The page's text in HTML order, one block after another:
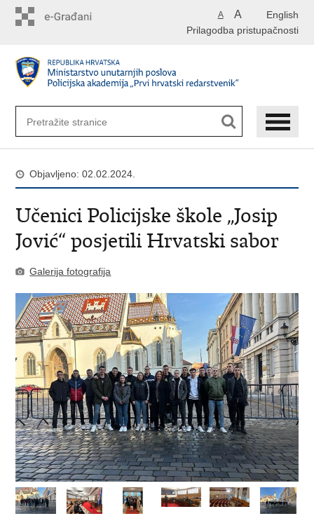
English
A A
Prilagodba pristupačnosti
Objavljeno: 02.02.2024.
Učenici Policijske škole „Josip
Jović“ posjetili Hrvatski sabor
Galerija fotografija